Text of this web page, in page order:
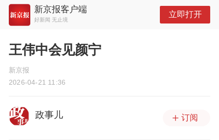
新京报客户端
好新闻 无止境
立即打开
王伟中会见颜宁
新京报
2026-04-21 11:36
政事儿 订阅